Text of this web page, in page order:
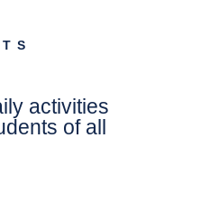
activities
of all